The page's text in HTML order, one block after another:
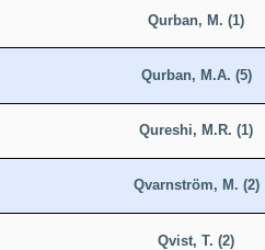
Qurban, M. (1)
Qurban, M.A. (5)
Qureshi, M.R. (1)
Qvarnström, M. (2)
Qvist, T. (2)